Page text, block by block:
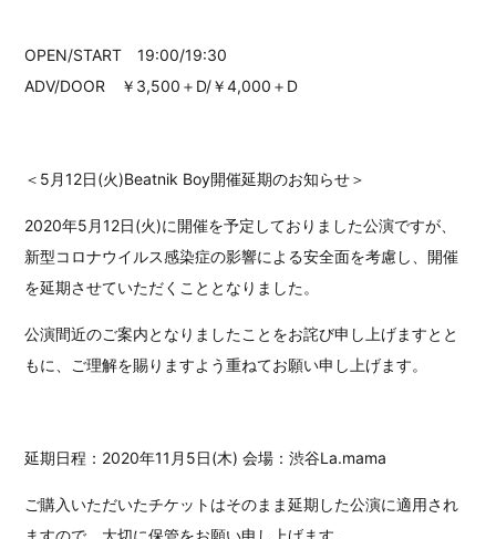
OPEN/START 19:00/19:30
ADV/DOOR ￥3,500＋D/￥4,000＋D
＜5月12日(火)Beatnik Boy開催延期のお知らせ＞
2020年5月12日(火)に開催を予定しておりました公演ですが、
新型コロナウイルス感染症の影響による安全面を考慮し、開催
を延期させていただくこととなりました。
公演間近のご案内となりましたことをお詫び申し上げますとと
もに、ご理解を賜りますよう重ねてお願い申し上げます。
延期日程：2020年11月5日(木) 会場：渋谷La.mama
ご購入いただいたチケットはそのまま延期した公演に適用され
ますので、大切に保管をお願い申し上げます。